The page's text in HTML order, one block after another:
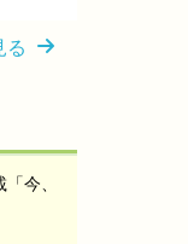
る
今、